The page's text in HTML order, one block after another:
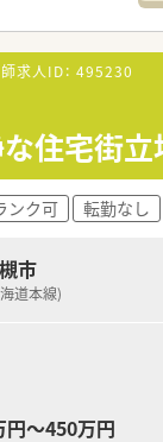
求人ID： 495230
な住宅街
ンク可 転勤なし
市
道本線)
～450万円